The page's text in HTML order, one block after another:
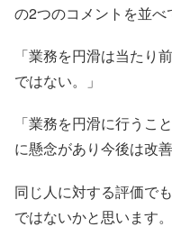
の2つのコメントを並べ
「業務を円滑は当たり
ではない。」
「業務を円滑に行うこ
に懸念があり今後は改
同じ人に対する評価で
ではないかと思います。